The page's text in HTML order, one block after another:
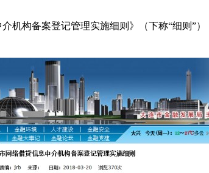
构备案登记管理实施细则》（下称“细则”